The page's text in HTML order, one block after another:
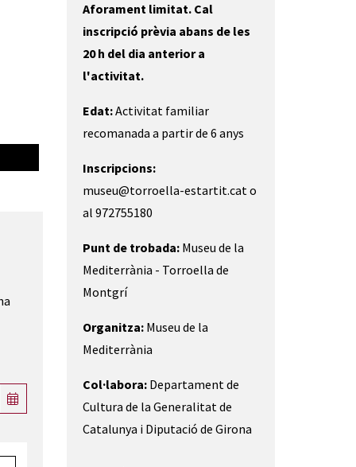
Aforament limitat. Cal
inscripció prèvia abans de les
20 h del dia anterior a
l'activitat.
Edat:Activitat familiar
recomanada a partir de 6 anys
Inscripcions:
museu@torroella-estartit.cat o
al 972755180
Punt de trobada:Museu de la
Mediterrània - Torroella de
Montgrí
Organitza: Museu de la
Mediterrània
Col·labora:Departament de
Cultura de la Generalitat de
Catalunya i Diputació de Girona